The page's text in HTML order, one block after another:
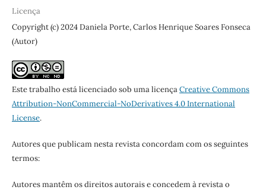
Licença
Copyright (c) 2024 Daniela Porte, Carlos Henrique Soares Fonseca
(Autor)
Este trabalho está licenciado sob uma licençaCreative Commons
Attribution-NonCommercial-NoDerivatives 4.0 International
License.
Autores que publicam nesta revista concordam com os seguintes
termos:
Autores mantêm os direitos autorais e concedem à revista o